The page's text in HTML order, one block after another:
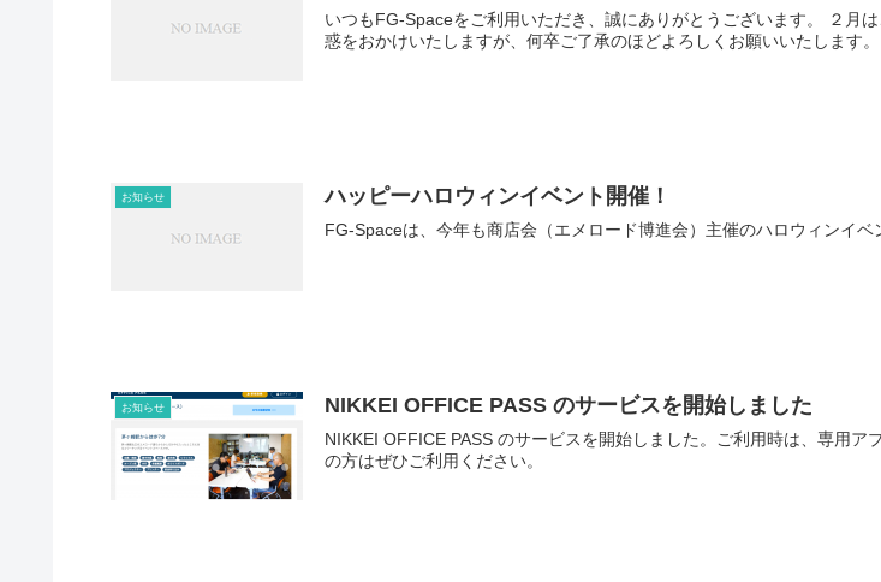
いつもFG-Spaceをご利用いただき、誠にありがとうございます。 ２月
惑をおかけいたしますが、何卒ご了承のほどよろしくお願いいたします。
お知らせ ハッピーハロウィンイベント開催！
FG-Spaceは、今年も商店会（エメロード博進会）主催のハロウィンイ
お知らせ NIKKEI OFFICE PASS のサービスを開始しました
NIKKEI OFFICE PASS のサービスを開始しました。ご利用時は、専用
の方はぜひご利用ください。